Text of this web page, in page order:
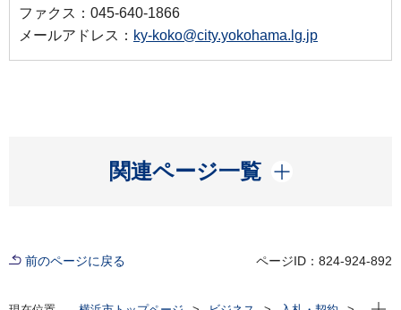
ファクス：045-640-1866
メールアドレス： ky-koko@city.yokohama.lg.jp
関連ページ一覧
開く
前のページに戻る ページID：824-924-892
現在